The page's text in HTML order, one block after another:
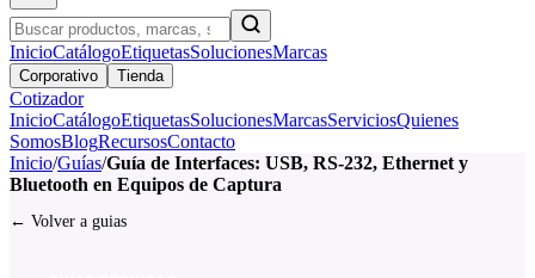
InicioCatálogoEtiquetasSolucionesMarcas
Corporativo Tienda
Cotizador
InicioCatálogoEtiquetasSolucionesMarcasServiciosQuienes
SomosBlogRecursosContacto
Inicio/Guías/Guía de Interfaces: USB, RS-232, Ethernet y
Bluetooth en Equipos de Captura
← Volver a guias